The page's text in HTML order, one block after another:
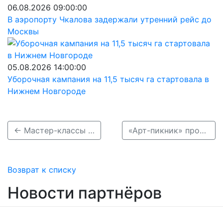
06.08.2026 09:00:00
В аэропорту Чкалова задержали утренний рейс до
Москвы
05.08.2026 14:00:00
Уборочная кампания на 11,5 тысяч га стартовала в
Нижнем Новгороде
← Мастер-классы и чайная дегустация пройдут в Нижнем Новгороде 27 июня «Арт-пикник» пройдет в сквере Свердлова в Нижнем Новгороде 4 июля →
Возврат к списку
Новости партнёров